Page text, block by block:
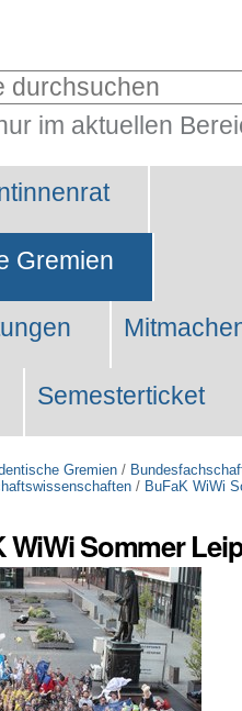
im aktuellen
Gremien
Semesterticket
Gremien /
/ BuFaK WiWi
Sommer